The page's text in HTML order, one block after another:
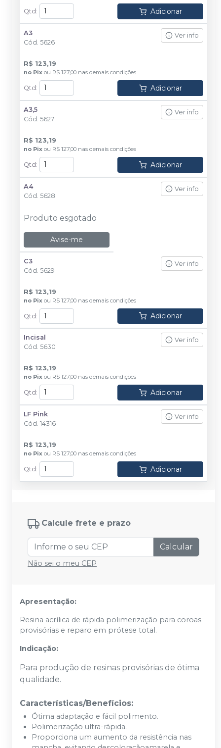
Qtd : Adicionar
A3
Cód. 5626
Ver info
R$ 123,19
no Pix ou R$ 127,00 nas demais condições
Qtd : Adicionar
A3,5
Cód. 5627
Ver info
R$ 123,19
no Pix ou R$ 127,00 nas demais condições
Qtd : Adicionar
A4
Cód. 5628
Ver info
Produto esgotado
Avise-me
C3
Cód. 5629
Ver info
R$ 123,19
no Pix ou R$ 127,00 nas demais condições
Qtd: Adicionar
Incisal
Cód. 5630
Ver info
R$ 123,19
no Pix ou R$ 127,00 nas demais condições
Qtd : Adicionar
LF Pink
Cód. 14316
Ver info
R$ 123,19
no Pix ou R$ 127,00 nas demais condições
Qtd : Adicionar
Calcule frete e prazo
Calcular
Não sei o meu CEP
Apresentação:
Resina acrílica de rápida polimerização para coroas
provisórias e reparo em prótese total.
Indicação:
Para produção de resinas provisórias de ótima
qualidade.
Características/Benefícios:
Ótima adaptação e fácil polimento.
Polimerização ultra-rápida.
Proporciona um aumento da resistência nas